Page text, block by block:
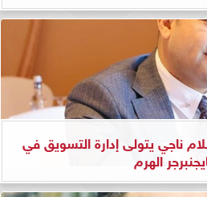
ناجي يتولى إدارة التسويق في
الهرم